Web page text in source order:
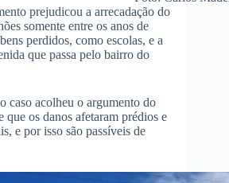
prejudicou a arrecadação do
somente entre os anos de
perdidos, como escolas, e a
que passa pelo bairro do
caso acolheu o argumento do
que os danos afetaram prédios e
e por isso são passíveis de